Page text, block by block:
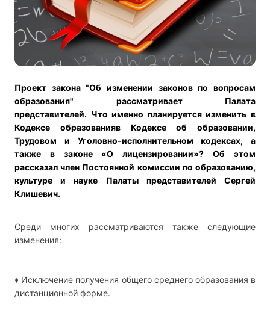
Проект закона "Об изменении законов по вопросам
образования" рассматривает Палата
представителей. Что именно планируется изменить в
Кодексе образованияв Кодексе об образовании,
Трудовом и Уголовно-исполнительном кодексах, а
также в законе «О лицензировании»? Об этом
рассказал член Постоянной комиссии по образованию,
культуре и науке Палаты представителей Сергей
Клишевич.
Среди многих рассматриваются также следующие
изменения:
♦ Исключение получения общего среднего образования в
дистанционной форме.